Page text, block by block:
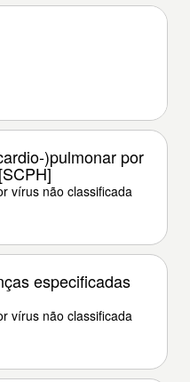
)pulmonar por
vírus não classificada
especificadas
vírus não classificada